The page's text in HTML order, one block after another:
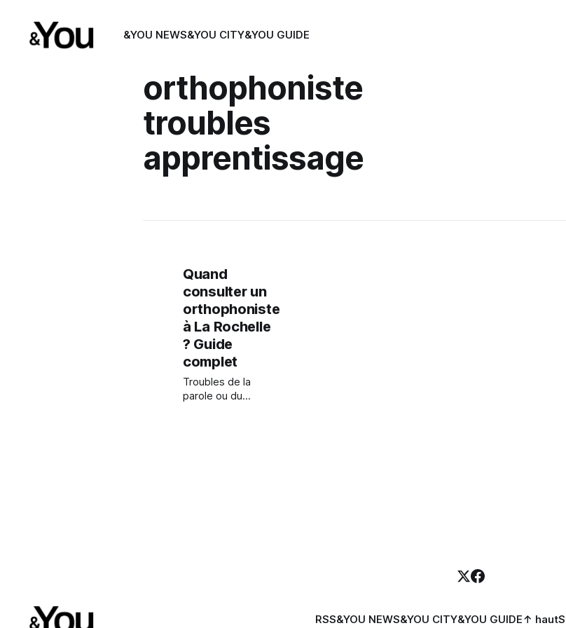
&YOU NEWS&YOU CITY&YOU GUIDE
orthophoniste
troubles
apprentissage
Quand
consulter un
orthophoniste
à La Rochelle
? Guide
complet
Troubles de la
parole ou du
RSS&YOU NEWS&YOU CITY&YOU GUIDE↑ haut